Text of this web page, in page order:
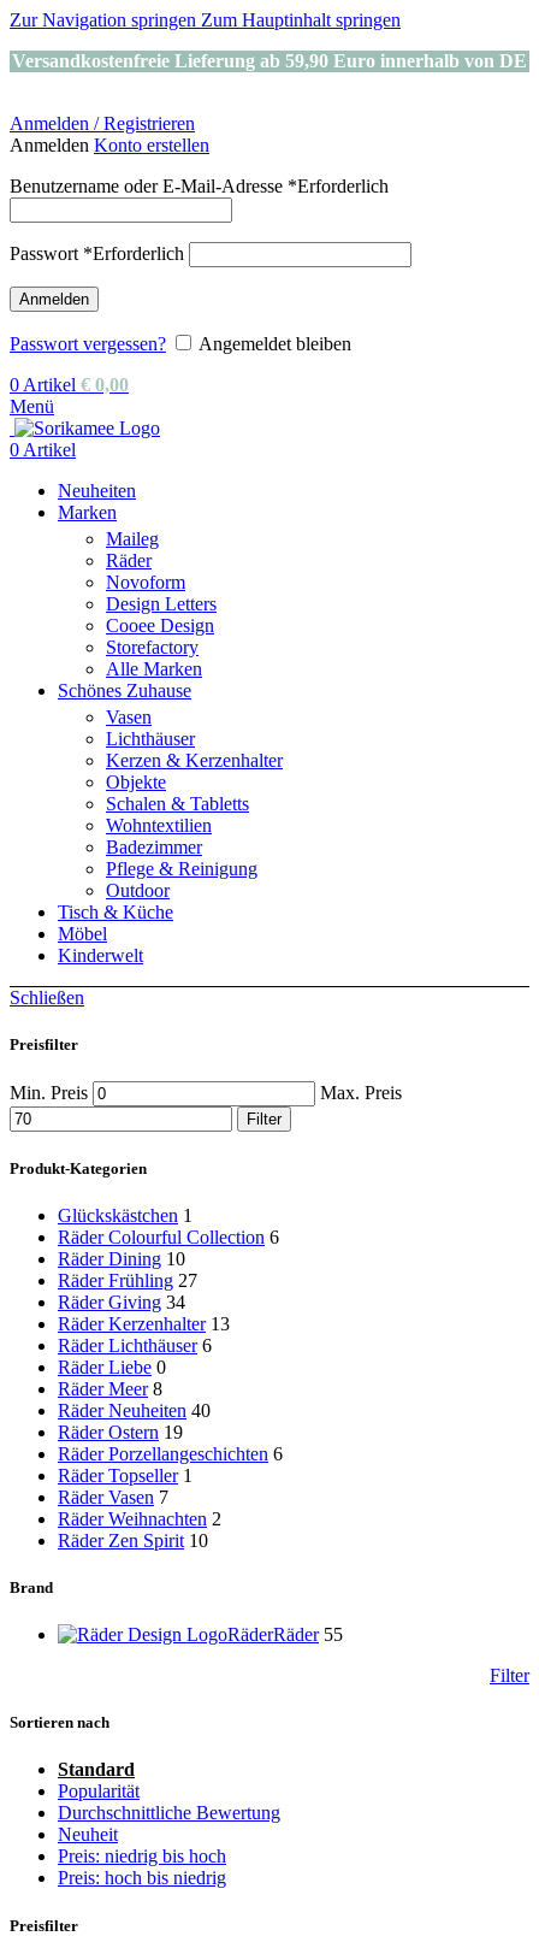
Zur Navigation springen Zum Hauptinhalt springen
Versandkostenfreie Lieferung ab 59,90 Euro innerhalb von DE
Anmelden / Registrieren
Anmelden Konto erstellen
Benutzername oder E-Mail-Adresse *Erforderlich
Passwort *Erforderlich
Anmelden
Passwort vergessen?
Angemeldet bleiben
0 Artikel € 0,00
Menü
0 Artikel
Neuheiten
Marken
Maileg
Räder
Novoform
Design Letters
Cooee Design
Storefactory
Alle Marken
Schönes Zuhause
Vasen
Lichthäuser
Kerzen & Kerzenhalter
Objekte
Schalen & Tabletts
Wohntextilien
Badezimmer
Pflege & Reinigung
Outdoor
Tisch & Küche
Möbel
Kinderwelt
Schließen
Preisfilter
Min. Preis Max. Preis
Filter
Produkt-Kategorien
Glückskästchen 1
Räder Colourful Collection 6
Räder Dining 10
Räder Frühling 27
Räder Giving 34
Räder Kerzenhalter 13
Räder Lichthäuser 6
Räder Liebe 0
Räder Meer 8
Räder Neuheiten 40
Räder Ostern 19
Räder Porzellangeschichten 6
Räder Topseller 1
Räder Vasen 7
Räder Weihnachten 2
Räder Zen Spirit 10
Brand
RäderRäder 55
Filter
Sortieren nach
Standard
Popularität
Durchschnittliche Bewertung
Neuheit
Preis: niedrig bis hoch
Preis: hoch bis niedrig
Preisfilter